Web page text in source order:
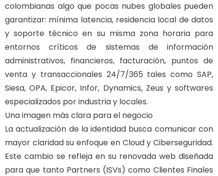
colombianas algo que pocas nubes globales pueden
garantizar: mínima latencia, residencia local de datos
y soporte técnico en su misma zona horaria para
entornos críticos de sistemas de información
administrativos, financieros, facturación, puntos de
venta y transaccionales 24/7/365 tales como SAP,
Siesa, OPA, Epicor, Infor, Dynamics, Zeus y softwares
especializados por industria y locales.
Una imagen más clara para el negocio
La actualización de la identidad busca comunicar con
mayor claridad su enfoque en Cloud y Ciberseguridad.
Este cambio se refleja en su renovada web diseñada
para que tanto Partners (ISVs) como Clientes Finales